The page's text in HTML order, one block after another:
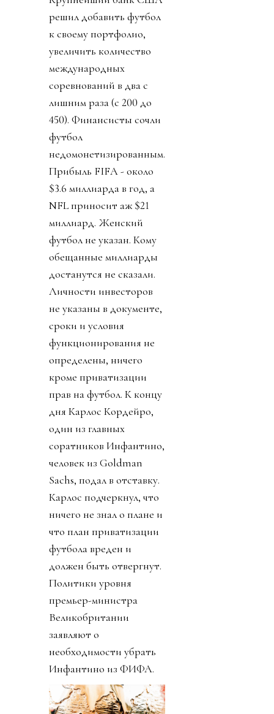
решил добавить футбол
к своему портфолио,
увеличить количество
международных
соревнований в два с
лишним раза (с 200 до
450). Финансисты сочли
футбол
недомонетизированным.
Прибыль FIFA - около
$3.6 миллиарда в год, а
NFL приносит аж $21
миллиард. Женский
футбол не указан. Кому
обещанные миллиарды
достанутся не сказали.
Личности инвесторов
не указаны в документе,
сроки и условия
функционирования не
определены, ничего
кроме приватизации
прав на футбол. К концу
дня Карлос Кордейро,
один из главных
соратников Инфантино,
человек из Goldman
Sachs, подал в отставку.
Карлос подчеркнул, что
ничего не знал о плане и
что план приватизации
футбола вреден и
должен быть отвергнут.
Политики уровня
премьер-министра
Великобритании
заявляют о
необходимости убрать
Инфантино из ФИФА.